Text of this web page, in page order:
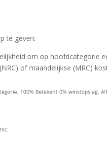
te geven:
om op hoofdcategorie
of maandelijkse (MRC)